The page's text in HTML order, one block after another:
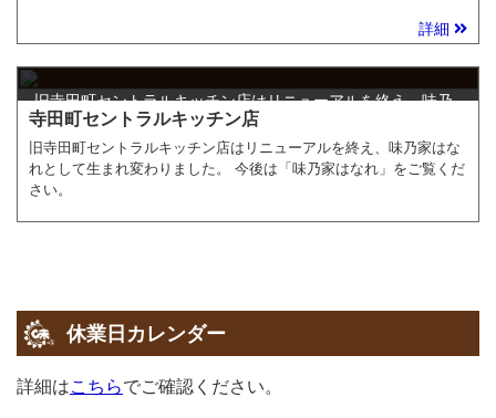
詳細
旧寺田町セントラルキッチン店はリニューアルを終え、味乃
家はなれとして生まれ変わりました。
寺田町セントラルキッチン店
旧寺田町セントラルキッチン店はリニューアルを終え、味乃家はな
れとして生まれ変わりました。 今後は「味乃家はなれ」をご覧くだ
さい。
休業日カレンダー
詳細はこちらでご確認ください。